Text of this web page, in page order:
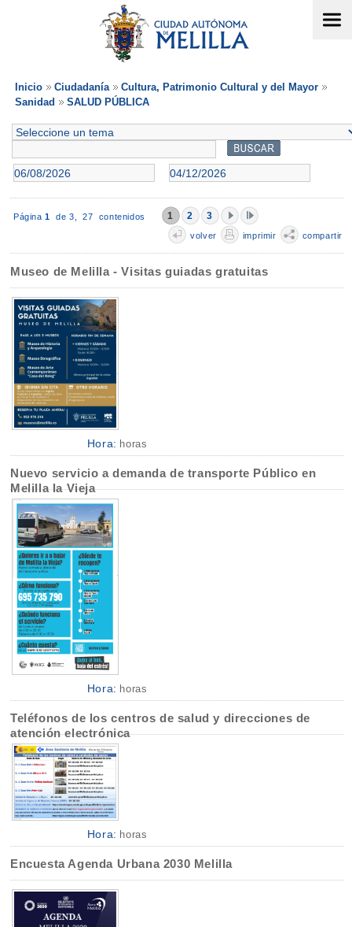
Inicio Ciudadanía
Cultura, Patrimonio Cultural y del Mayor
Sanidad
SALUD PÚBLICA
Página 1 de 3,27 contenidos 1 2 3
volver imprimir compartir
Museo de Melilla - Visitas guiadas gratuitas
Hora: horas
Nuevo servicio a demanda de transporte Público en
Melilla la Vieja
Hora: horas
Teléfonos de los centros de salud y direcciones de
atención electrónica
Hora: horas
Encuesta Agenda Urbana 2030 Melilla